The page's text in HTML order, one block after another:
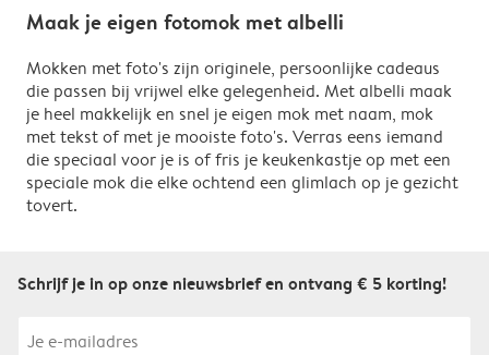
Maak je eigen fotomok met albelli
Mokken met foto's zijn originele, persoonlijke cadeaus
die passen bij vrijwel elke gelegenheid. Met albelli maak
je heel makkelijk en snel je eigen mok met naam, mok
met tekst of met je mooiste foto's. Verras eens iemand
die speciaal voor je is of fris je keukenkastje op met een
speciale mok die elke ochtend een glimlach op je gezicht
tovert.
Schrijf je in op onze nieuwsbrief en ontvang € 5 korting!